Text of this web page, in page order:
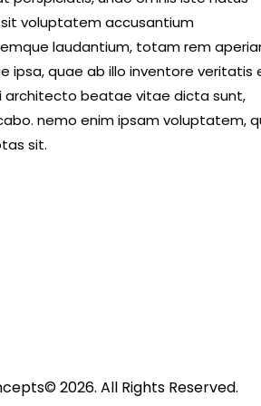
voluptatem accusantium
laudantium, totam rem
ipsa, quae ab illo inventore veritatis
architecto beatae vitae dicta sunt,
nemo enim ipsam voluptatem,
sit.
© 2026. All Rights Reserved.